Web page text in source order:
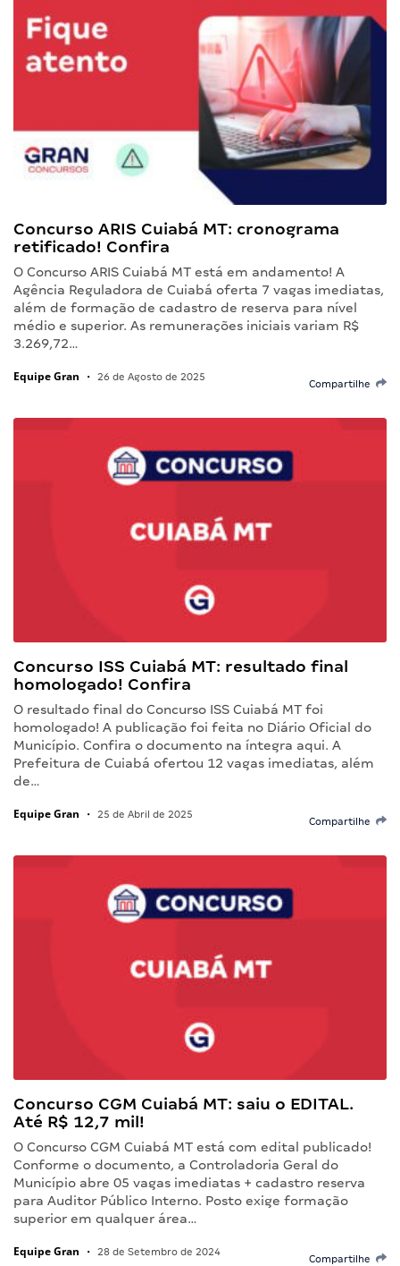
Concurso ARIS Cuiabá MT: cronograma
retificado! Confira
O Concurso ARIS Cuiabá MT está em andamento! A
Agência Reguladora de Cuiabá oferta 7 vagas imediatas,
além de formação de cadastro de reserva para nível
médio e superior. As remunerações iniciais variam R$
3.269,72…
Equipe Gran • 26 de Agosto de 2025
Compartilhe
Concurso ISS Cuiabá MT: resultado final
homologado! Confira
O resultado final do Concurso ISS Cuiabá MT foi
homologado! A publicação foi feita no Diário Oficial do
Município. Confira o documento na íntegra aqui. A
Prefeitura de Cuiabá ofertou 12 vagas imediatas, além
de…
Equipe Gran • 25 de Abril de 2025
Compartilhe
Concurso CGM Cuiabá MT: saiu o EDITAL.
Até R$ 12,7 mil!
O Concurso CGM Cuiabá MT está com edital publicado!
Conforme o documento, a Controladoria Geral do
Município abre 05 vagas imediatas + cadastro reserva
para Auditor Público Interno. Posto exige formação
superior em qualquer área…
Equipe Gran • 28 de Setembro de 2024
Compartilhe